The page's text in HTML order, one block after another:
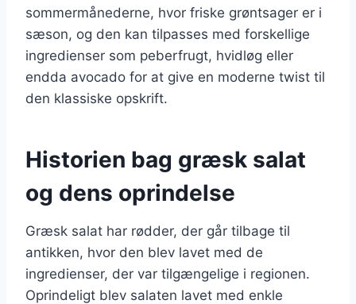
sommermånederne, hvor friske grøntsager er i
sæson, og den kan tilpasses med forskellige
ingredienser som peberfrugt, hvidløg eller
endda avocado for at give en moderne twist til
den klassiske opskrift.
Historien bag græsk salat
og dens oprindelse
Græsk salat har rødder, der går tilbage til
antikken, hvor den blev lavet med de
ingredienser, der var tilgængelige i regionen.
Oprindeligt blev salaten lavet med enkle